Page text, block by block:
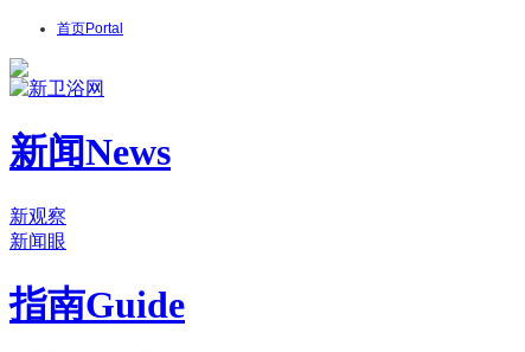
首页Portal
新闻News
新观察
新闻眼
指南Guide